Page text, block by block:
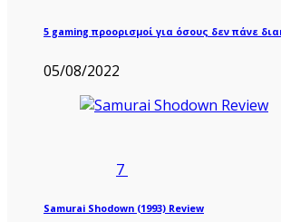
5 gaming προορισμοί για όσους δεν πάνε
05/08/2022
7
Samurai Shodown (1993) Review